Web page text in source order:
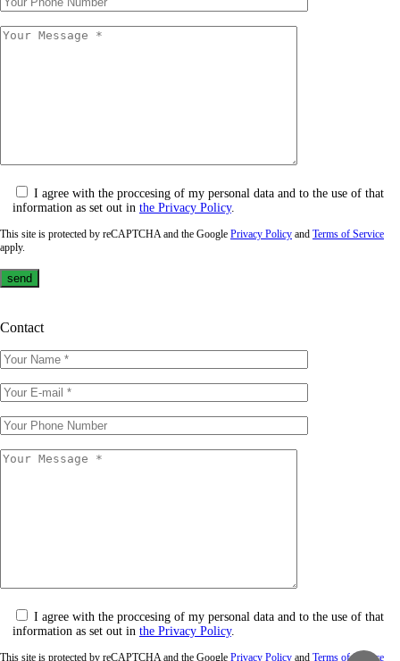
I agree with the proccesing of my personal data and to the use of that
information as set out in the Privacy Policy.
This site is protected by reCAPTCHA and the Google Privacy Policy and Terms of Service
apply.
Contact
I agree with the proccesing of my personal data and to the use of that
information as set out in the Privacy Policy.
This site is protected by reCAPTCHA and the Google Privacy Policy and Terms of Service